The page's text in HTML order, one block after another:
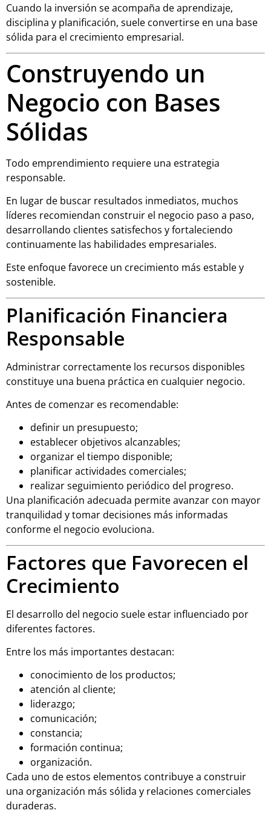
Cuando la inversión se acompaña de aprendizaje,
disciplina y planificación, suele convertirse en una base
sólida para el crecimiento empresarial.
Construyendo un
Negocio con Bases
Sólidas
Todo emprendimiento requiere una estrategia
responsable.
En lugar de buscar resultados inmediatos, muchos
líderes recomiendan construir el negocio paso a paso,
desarrollando clientes satisfechos y fortaleciendo
continuamente las habilidades empresariales.
Este enfoque favorece un crecimiento más estable y
sostenible.
Planificación Financiera
Responsable
Administrar correctamente los recursos disponibles
constituye una buena práctica en cualquier negocio.
Antes de comenzar es recomendable:
definir un presupuesto;
establecer objetivos alcanzables;
organizar el tiempo disponible;
planificar actividades comerciales;
realizar seguimiento periódico del progreso.
Una planificación adecuada permite avanzar con mayor
tranquilidad y tomar decisiones más informadas
conforme el negocio evoluciona.
Factores que Favorecen el
Crecimiento
El desarrollo del negocio suele estar influenciado por
diferentes factores.
Entre los más importantes destacan:
conocimiento de los productos;
atención al cliente;
liderazgo;
comunicación;
constancia;
formación continua;
organización.
Cada uno de estos elementos contribuye a construir
una organización más sólida y relaciones comerciales
duraderas.